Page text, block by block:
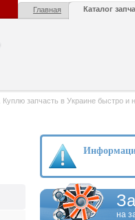
Главная Каталог
запчасть в Украине быстро и
на